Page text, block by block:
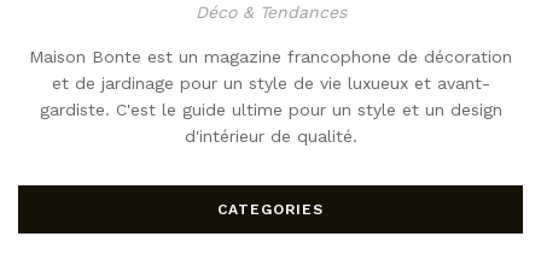
Déco & Tendances
Maison Bonte est un magazine francophone de décoration
et de jardinage pour un style de vie luxueux et avant-
gardiste. C'est le guide ultime pour un style et un design
d'intérieur de qualité.
CATEGORIES